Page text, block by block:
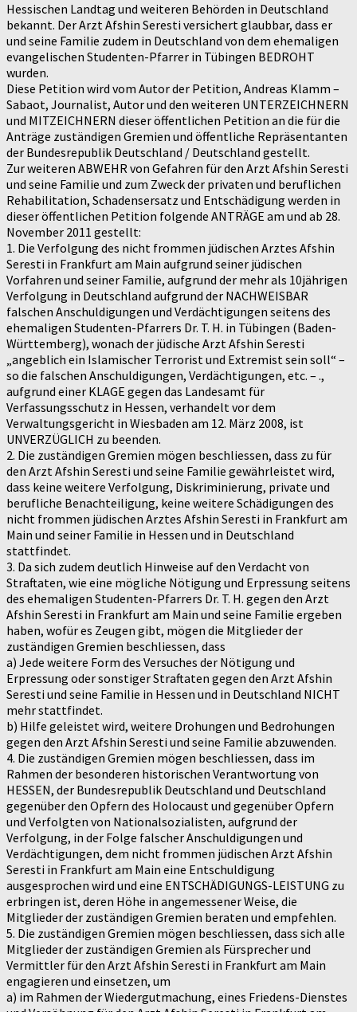
Hessischen Landtag und weiteren Behörden in Deutschland
bekannt. Der Arzt Afshin Seresti versichert glaubbar, dass er
und seine Familie zudem in Deutschland von dem ehemaligen
evangelischen Studenten-Pfarrer in Tübingen BEDROHT
wurden.
Diese Petition wird vom Autor der Petition, Andreas Klamm –
Sabaot, Journalist, Autor und den weiteren UNTERZEICHNERN
und MITZEICHNERN dieser öffentlichen Petition an die für die
Anträge zuständigen Gremien und öffentliche Repräsentanten
der Bundesrepublik Deutschland / Deutschland gestellt.
Zur weiteren ABWEHR von Gefahren für den Arzt Afshin Seresti
und seine Familie und zum Zweck der privaten und beruflichen
Rehabilitation, Schadensersatz und Entschädigung werden in
dieser öffentlichen Petition folgende ANTRÄGE am und ab 28.
November 2011 gestellt:
1. Die Verfolgung des nicht frommen jüdischen Arztes Afshin
Seresti in Frankfurt am Main aufgrund seiner jüdischen
Vorfahren und seiner Familie, aufgrund der mehr als 10jährigen
Verfolgung in Deutschland aufgrund der NACHWEISBAR
falschen Anschuldigungen und Verdächtigungen seitens des
ehemaligen Studenten-Pfarrers Dr. T. H. in Tübingen (Baden-
Württemberg), wonach der jüdische Arzt Afshin Seresti
„angeblich ein Islamischer Terrorist und Extremist sein soll“ –
so die falschen Anschuldigungen, Verdächtigungen, etc. – .,
aufgrund einer KLAGE gegen das Landesamt für
Verfassungsschutz in Hessen, verhandelt vor dem
Verwaltungsgericht in Wiesbaden am 12. März 2008, ist
UNVERZÜGLICH zu beenden.
2. Die zuständigen Gremien mögen beschliessen, dass zu für
den Arzt Afshin Seresti und seine Familie gewährleistet wird,
dass keine weitere Verfolgung, Diskriminierung, private und
berufliche Benachteiligung, keine weitere Schädigungen des
nicht frommen jüdischen Arztes Afshin Seresti in Frankfurt am
Main und seiner Familie in Hessen und in Deutschland
stattfindet.
3. Da sich zudem deutlich Hinweise auf den Verdacht von
Straftaten, wie eine mögliche Nötigung und Erpressung seitens
des ehemaligen Studenten-Pfarrers Dr. T. H. gegen den Arzt
Afshin Seresti in Frankfurt am Main und seine Familie ergeben
haben, wofür es Zeugen gibt, mögen die Mitglieder der
zuständigen Gremien beschliessen, dass
a) Jede weitere Form des Versuches der Nötigung und
Erpressung oder sonstiger Straftaten gegen den Arzt Afshin
Seresti und seine Familie in Hessen und in Deutschland NICHT
mehr stattfindet.
b) Hilfe geleistet wird, weitere Drohungen und Bedrohungen
gegen den Arzt Afshin Seresti und seine Familie abzuwenden.
4. Die zuständigen Gremien mögen beschliessen, dass im
Rahmen der besonderen historischen Verantwortung von
HESSEN, der Bundesrepublik Deutschland und Deutschland
gegenüber den Opfern des Holocaust und gegenüber Opfern
und Verfolgten von Nationalsozialisten, aufgrund der
Verfolgung, in der Folge falscher Anschuldigungen und
Verdächtigungen, dem nicht frommen jüdischen Arzt Afshin
Seresti in Frankfurt am Main eine Entschuldigung
ausgesprochen wird und eine ENTSCHÄDIGUNGS-LEISTUNG zu
erbringen ist, deren Höhe in angemessener Weise, die
Mitglieder der zuständigen Gremien beraten und empfehlen.
5. Die zuständigen Gremien mögen beschliessen, dass sich alle
Mitglieder der zuständigen Gremien als Fürsprecher und
Vermittler für den Arzt Afshin Seresti in Frankfurt am Main
engagieren und einsetzen, um
a) im Rahmen der Wiedergutmachung, eines Friedens-Dienstes